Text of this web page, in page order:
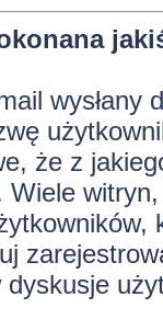
wysłany
że z
Wiele